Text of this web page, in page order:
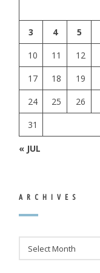
3
4 5
10
11 12
17
18 19
24
25 26
31
« JUL
ARCHIVES